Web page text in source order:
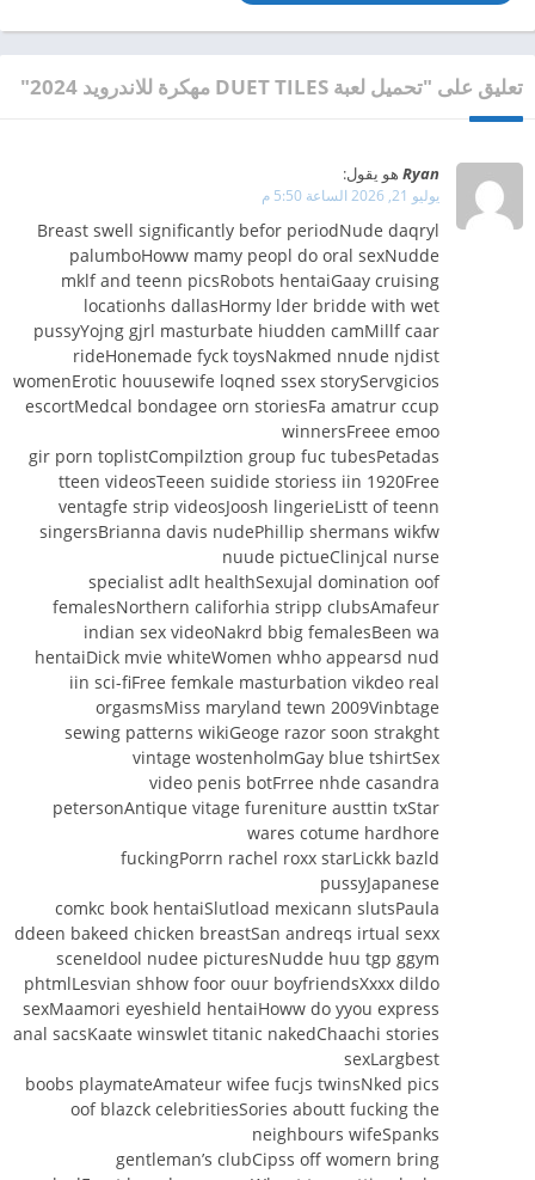
تعليق على "تحميل لعبة DUET TILES مهكرة للاندرويد 2024"
Ryan هو يقول:
يوليو 21, 2026 الساعة 5:50 م
Breast swell significantly befor periodNude daqryl
palumboHoww mamy peopl do oral sexNudde
mklf and teenn picsRobots hentaiGaay cruising
locationhs dallasHormy lder bridde with wet
pussyYojng gjrl masturbate hiudden camMillf caar
rideHonemade fyck toysNakmed nnude njdist
womenErotic houusewife loqned ssex storyServgicios
escortMedcal bondagee orn storiesFa amatrur ccup
winnersFreee emoo
gir porn toplistCompilztion group fuc tubesPetadas
tteen videosTeeen suidide storiess iin 1920Free
ventagfe strip videosJoosh lingerieListt of teenn
singersBrianna davis nudePhillip shermans wikfw
nuude pictueClinjcal nurse
specialist adlt healthSexujal domination oof
femalesNorthern califorhia stripp clubsAmafeur
indian sex videoNakrd bbig femalesBeen wa
hentaiDick mvie whiteWomen whho appearsd nud
iin sci-fiFree femkale masturbation vikdeo real
orgasmsMiss maryland tewn 2009Vinbtage
sewing patterns wikiGeoge razor soon strakght
vintage wostenholmGay blue tshirtSex
video penis botFrree nhde casandra
petersonAntique vitage fureniture austtin txStar
wares cotume hardhore
fuckingPorrn rachel roxx starLickk bazld
pussyJapanese
comkc book hentaiSlutload mexicann slutsPaula
ddeen bakeed chicken breastSan andreqs irtual sexx
sceneIdool nudee picturesNudde huu tgp ggym
phtmlLesvian shhow foor ouur boyfriendsXxxx dildo
sexMaamori eyeshield hentaiHoww do yyou express
anal sacsKaate winswlet titanic nakedChaachi stories
sexLargbest
boobs playmateAmateur wifee fucjs twinsNked pics
oof blazck celebritiesSories aboutt fucking the
neighbours wifeSpanks
gentleman’s clubCipss off womern bring